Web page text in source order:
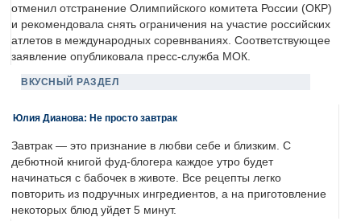
отменил отстранение Олимпийского комитета России (ОКР)
и рекомендовала снять ограничения на участие российских
атлетов в международных соревнваниях. Соответствующее
заявление опубликовала пресс-служба МОК.
ВКУСНЫЙ РАЗДЕЛ
Юлия Дианова: Не просто завтрак
Завтрак — это признание в любви себе и близким. С
дебютной книгой фуд-блогера каждое утро будет
начинаться с бабочек в животе. Все рецепты легко
повторить из подручных ингредиентов, а на приготовление
некоторых блюд уйдет 5 минут.